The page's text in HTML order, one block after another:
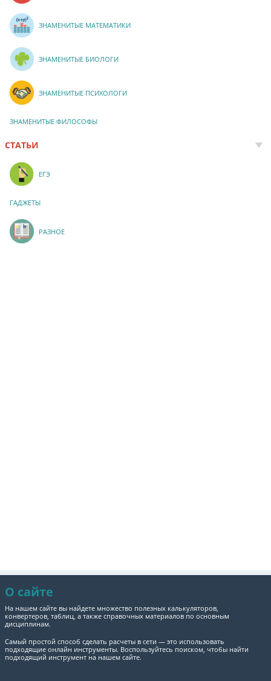
ЗНАМЕНИТЫЕ МАТЕМАТИКИ
ЗНАМЕНИТЫЕ БИОЛОГИ
ЗНАМЕНИТЫЕ ПСИХОЛОГИ
ЗНАМЕНИТЫЕ ФИЛОСОФЫ
СТАТЬИ
ЕГЭ
ГАДЖЕТЫ
РАЗНОЕ
О сайте
На нашем сайте вы найдете множество полезных калькуляторов,
конвертеров, таблиц, а также справочных материалов по основным
дисциплинам.
Самый простой способ сделать расчеты в сети — это использовать
подходящие онлайн инструменты. Воспользуйтесь поиском, чтобы найти
подходящий инструмент на нашем сайте.